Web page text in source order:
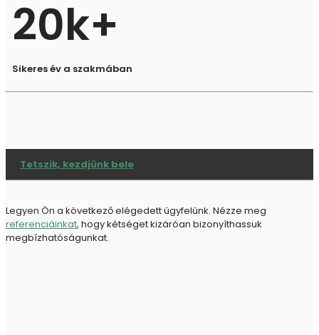
20k+
Sikeres év a szakmában
Tetszik, kezdjünk bele
Legyen Ön a következő elégedett ügyfelünk. Nézze meg
referenciáinkat, hogy kétséget kizáróan bizonyíthassuk
megbízhatóságunkat.